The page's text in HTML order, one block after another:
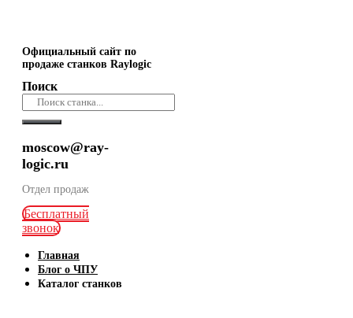
Официальный сайт по
продаже станков Raylogic
Поиск
moscow@ray-
logic.ru
Отдел продаж
Бесплатный
звонок
Главная
Блог о ЧПУ
Каталог станков